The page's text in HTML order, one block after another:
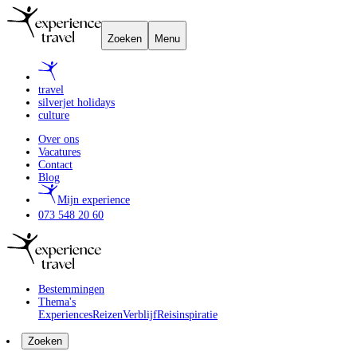
Zoeken Menu
travel
silverjet holidays
culture
Over ons
Vacatures
Contact
Blog
Mijn experience
073 548 20 60
Bestemmingen
Thema's
ExperiencesReizenVerblijfReisinspiratie
Zoeken